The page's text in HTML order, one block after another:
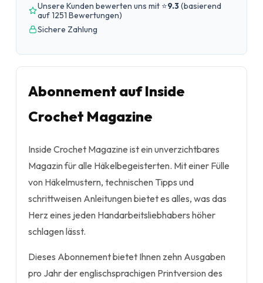
Unsere Kunden bewerten uns mit ⭐9.3(basierend
auf 1251 Bewertungen)
Sichere Zahlung
Abonnement auf Inside
Crochet Magazine
Inside Crochet Magazine ist ein unverzichtbares
Magazin für alle Häkelbegeisterten. Mit einer Fülle
von Häkelmustern, technischen Tipps und
schrittweisen Anleitungen bietet es alles, was das
Herz eines jeden Handarbeitsliebhabers höher
schlagen lässt.
Dieses Abonnement bietet Ihnen zehn Ausgaben
pro Jahr der englischsprachigen Printversion des